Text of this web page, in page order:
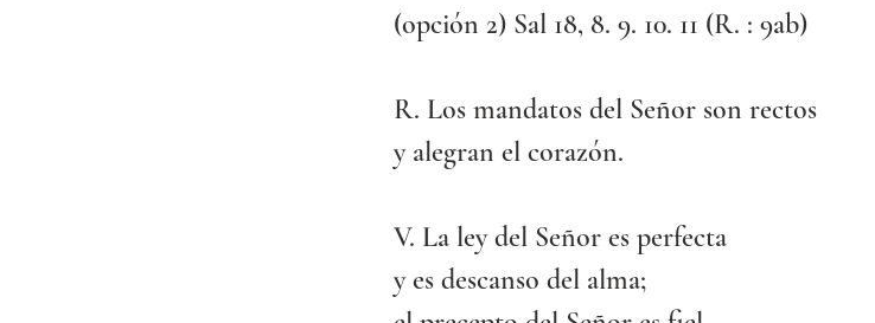
(opción 2) Sal 18, 8. 9. 10. 11 (R. : 9ab)
R. Los mandatos del Señor son rectos
y alegran el corazón.
V. La ley del Señor es perfecta
y es descanso del alma;